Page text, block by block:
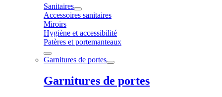
Sanitaires
Accessoires sanitaires
Miroirs
Hygiène et accessibilité
Patères et portemanteaux
Garnitures de portes
Garnitures de portes